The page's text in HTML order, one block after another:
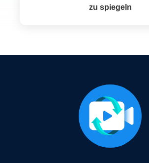
zu spiegeln